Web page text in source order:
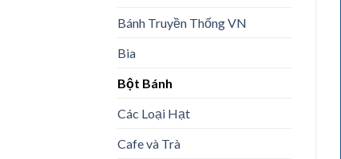
Bánh Truyền Thống VN
Bia
Bột Bánh
Các Loại Hạt
Cafe và Trà